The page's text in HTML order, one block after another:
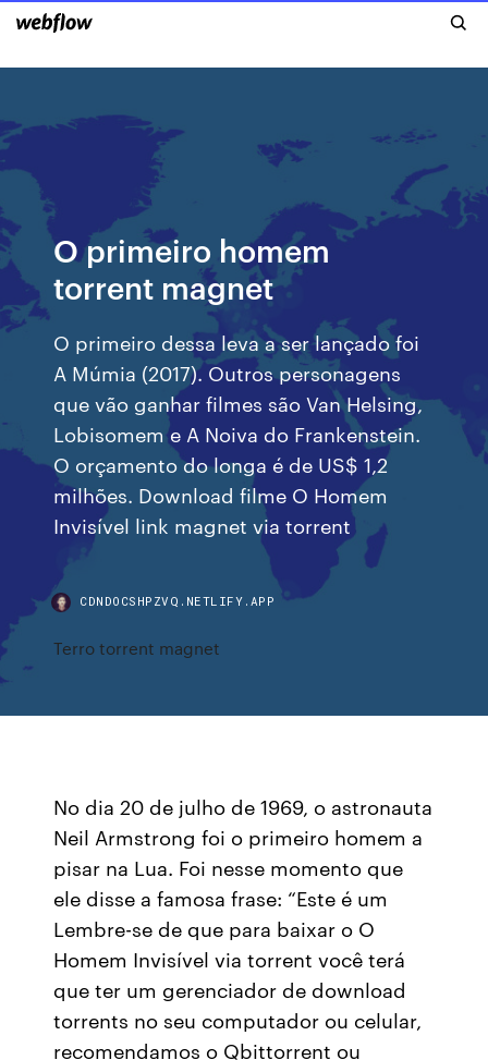
O primeiro homem
torrent magnet
O primeiro dessa leva a ser lançado foi
A Múmia (2017). Outros personagens
que vão ganhar filmes são Van Helsing,
Lobisomem e A Noiva do Frankenstein.
O orçamento do longa é de US$ 1,2
milhões. Download filme O Homem
Invisível link magnet via torrent
CDNDOCSHPZVQ.NETLIFY.APP
Terro torrent magnet
No dia 20 de julho de 1969, o astronauta
Neil Armstrong foi o primeiro homem a
pisar na Lua. Foi nesse momento que
ele disse a famosa frase: “Este é um
Lembre-se de que para baixar o O
Homem Invisível via torrent você terá
que ter um gerenciador de download
torrents no seu computador ou celular,
recomendamos o Qbittorrent ou